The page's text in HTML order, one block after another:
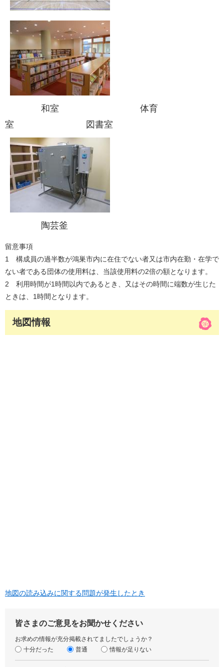
和室 体育
室 図書室
陶芸釜
留意事項
1 構成員の過半数が鴻巣市内に在住でない者又は市内在勤・在学で
ない者である団体の使用料は、当該使用料の2倍の額となります。
2 利用時間が1時間以内であるとき、又はその時間に端数が生じた
ときは、1時間となります。
地図情報
地図の読み込みに関する問題が発生したとき
皆さまのご意見をお聞かせください
お求めの情報が充分掲載されてましたでしょうか？
十分だった
普通 情報が足りない